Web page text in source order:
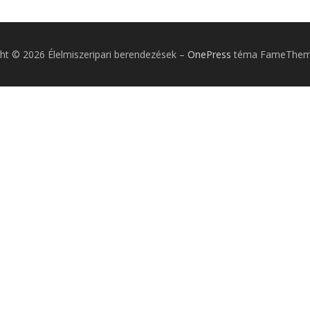
© 2026 Élelmiszeripari berendezések – OnePress téma